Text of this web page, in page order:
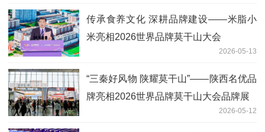
传承食养文化 深耕品牌建设——米脂小
米亮相2026世界品牌莫干山大会
2026-05-13
“三秦好风物 陕耀莫干山”——陕西名优品
牌亮相2026世界品牌莫干山大会品牌展
2026-05-12